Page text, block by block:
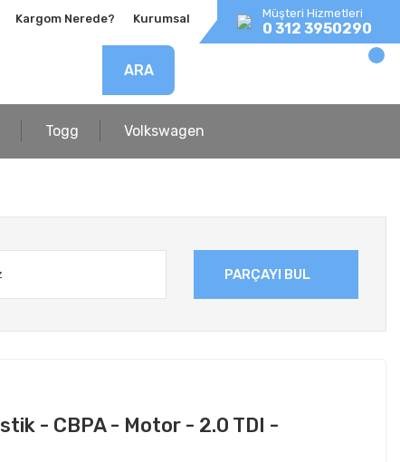
Kargom Nerede? Kurumsal Müşteri Hizmetleri
0 312 3950290
ARA
Togg Volkswagen
PARÇAYI BUL
- CBPA - Motor - 2.0 TDI -